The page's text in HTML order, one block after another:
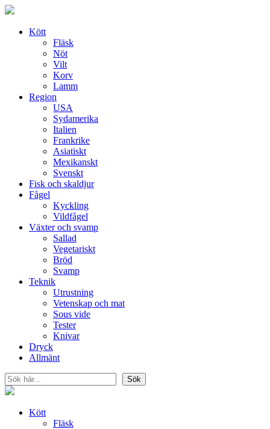
Skip
contentKött
Fläsk
Nöt
Vilt
Korv
Lamm
Region
USA
Sydamerika
Italien
Frankrike
Asiatiskt
Mexikanskt
Svenskt
Fisk och skaldjur
Fågel
Kyckling
Vildfågel
Växter och svamp
Sallad
Vegetariskt
Bröd
Svamp
Teknik
Utrustning
Vetenskap och mat
Sous vide
Tester
Knivar
Dryck
Allmänt
Sök
Sök
Kött
Fläsk